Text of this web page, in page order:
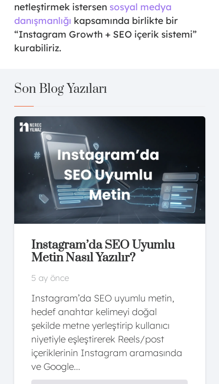
netleştirmek istersen sosyal medya
danışmanlığı kapsamında birlikte bir
“Instagram Growth + SEO içerik sistemi”
kurabiliriz.
Son Blog Yazıları
FCP Nedir? FCP Nasıl
Optimize Edilir?
5 ay önce
FCP, sayfada ilk içerik parçasının
(metin, görsel, SVG veya non-white
canvas) ekranda görünmeye
başladığı ana kadar geçen süreyi
ölçen metriktir. …
Read